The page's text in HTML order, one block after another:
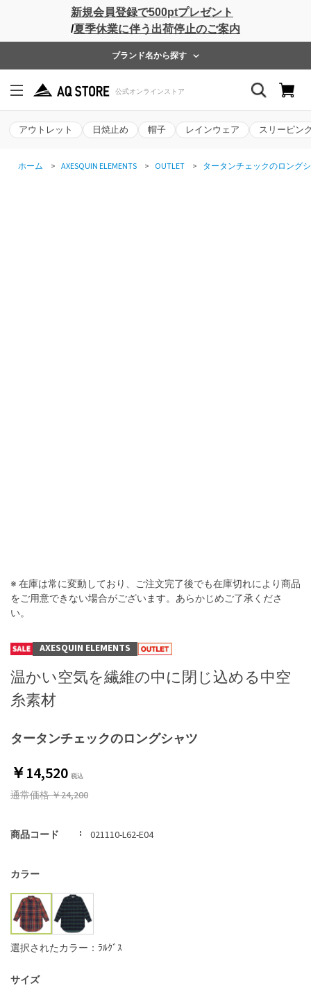
新規会員登録で500ptプレゼント
/夏季休業に伴う出荷停止のご案内
ブランド名から探す
アウトレット 日焼止め 帽子 レインウェア スリーピン
ホーム > AXESQUIN ELEMENTS > OUTLET > タータンチェックのロング
※ 在庫は常に変動しており、ご注文完了後でも在庫切れにより商品
をご用意できない場合がございます。あらかじめご了承くださ
い。
タータンチェックのロングシャツ
AXESQUIN ELEMENTS
温かい空気を繊維の中に閉じ込める中空
糸素材
￥14,520
通常価格￥24,200
商品コード 021110-L62-E04
カラー
選択されたカラー：ﾗﾙｸﾞｽ
サイズ